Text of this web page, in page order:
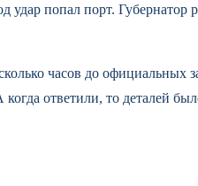
попал порт.
часов до
ответили, то деталей